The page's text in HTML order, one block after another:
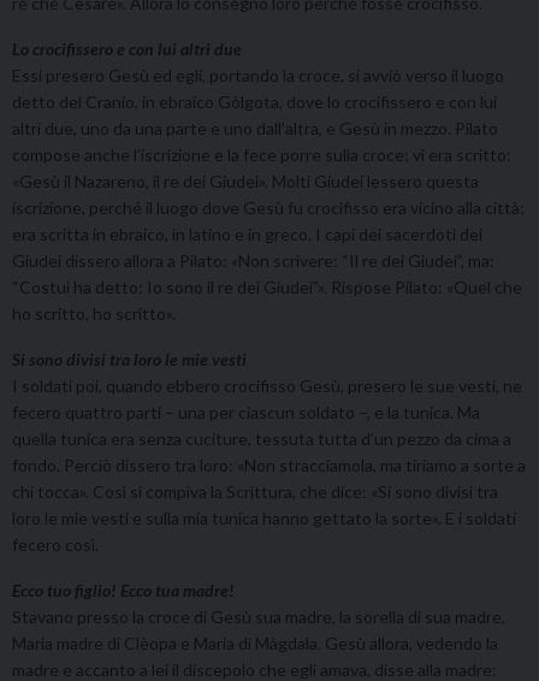
Lo crocifissero e con lui altri due
Essi presero Gesù ed egli, portando la croce, si avviò verso il luogo
detto del Cranio, in ebraico Gòlgota, dove lo crocifissero e con lui
altri due, uno da una parte e uno dall’altra, e Gesù in mezzo. Pilato
compose anche l’iscrizione e la fece porre sulla croce; vi era scritto:
«Gesù il Nazareno, il re dei Giudei». Molti Giudei lessero questa
iscrizione, perché il luogo dove Gesù fu crocifisso era vicino alla città;
era scritta in ebraico, in latino e in greco. I capi dei sacerdoti dei
Giudei dissero allora a Pilato: «Non scrivere: “Il re dei Giudei”, ma:
“Costui ha detto: Io sono il re dei Giudei”». Rispose Pilato: «Quel che
ho scritto, ho scritto».
Si sono divisi tra loro le mie vesti
I soldati poi, quando ebbero crocifisso Gesù, presero le sue vesti, ne
fecero quattro parti – una per ciascun soldato –, e la tunica. Ma
quella tunica era senza cuciture, tessuta tutta d’un pezzo da cima a
fondo. Perciò dissero tra loro: «Non stracciamola, ma tiriamo a sorte a
chi tocca». Così si compiva la Scrittura, che dice: «Si sono divisi tra
loro le mie vesti e sulla mia tunica hanno gettato la sorte». E i soldati
fecero così.
Ecco tuo figlio! Ecco tua madre!
Stavano presso la croce di Gesù sua madre, la sorella di sua madre,
Maria madre di Clèopa e Maria di Màgdala. Gesù allora, vedendo la
madre e accanto a lei il discepolo che egli amava, disse alla madre: